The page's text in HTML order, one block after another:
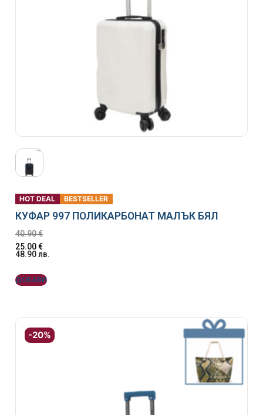
HOT DEAL BESTSELLER
КУФАР 997 ПОЛИКАРБОНАТ МАЛЪК БЯЛ
40.90€
25.00€
48.90лв.
ДОБАВИ
-20%